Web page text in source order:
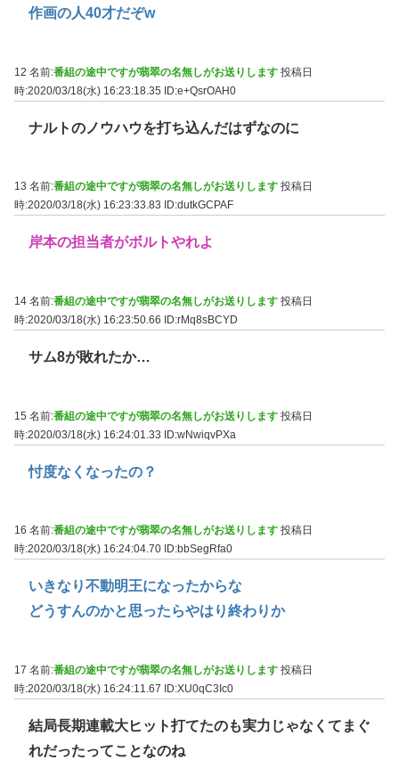
作画の人40才だぞw
12 名前:番組の途中ですが翡翠の名無しがお送りします 投稿日
時:2020/03/18(水) 16:23:18.35 ID:e+QsrOAH0
ナルトのノウハウを打ち込んだはずなのに
13 名前:番組の途中ですが翡翠の名無しがお送りします 投稿日
時:2020/03/18(水) 16:23:33.83
ID:dutkGCPAF
岸本の担当者がボルトやれよ
14 名前:番組の途中ですが翡翠の名無しがお送りします 投稿日
時:2020/03/18(水) 16:23:50.66
ID:rMq8sBCYD
サム8が敗れたか…
15 名前:番組の途中ですが翡翠の名無しがお送りします 投稿日
時:2020/03/18(水) 16:24:01.33 ID:wNwiqvPXa
忖度なくなったの？
16 名前:番組の途中ですが翡翠の名無しがお送りします 投稿日
時:2020/03/18(水) 16:24:04.70 ID:bbSegRfa0
いきなり不動明王になったからな
どうすんのかと思ったらやはり終わりか
17 名前:番組の途中ですが翡翠の名無しがお送りします 投稿日
時:2020/03/18(水) 16:24:11.67 ID:XU0qC3Ic0
結局長期連載大ヒット打てたのも実力じゃなくてまぐ
れだったってことなのね